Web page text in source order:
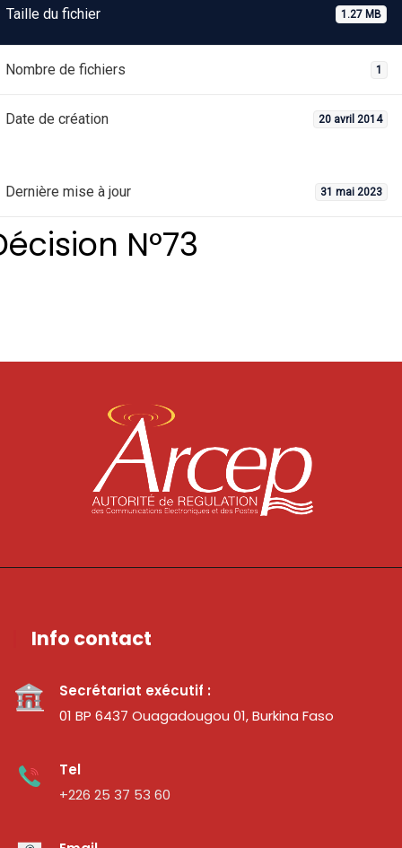
Taille du fichier 1.27 MB
Nombre de fichiers 1
Date de création 20 avril 2014
Dernière mise à jour 31 mai 2023
N°73
Info contact
Secrétariat exécutif :
01 BP 6437 Ouagadougou 01, Burkina Faso
Tel
+226 25 37 53 60